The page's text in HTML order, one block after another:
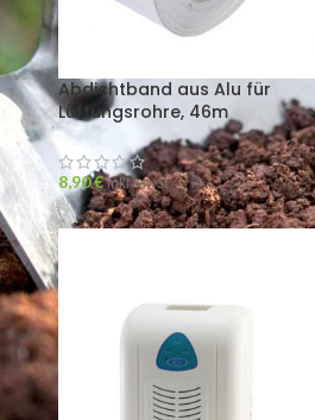
Abdichtband aus Alu für
Lüftungsrohre, 46m
8,90€ inkl. MwSt